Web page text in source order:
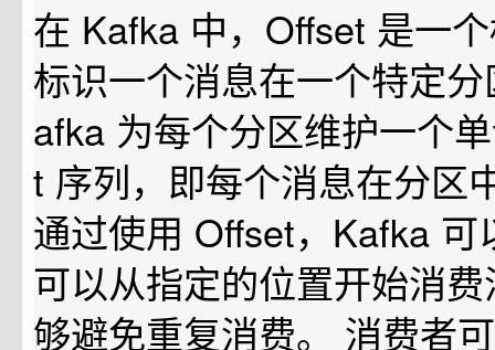
在 Kafka 中，Offset 是一
标识一个消息在一个特定
afka 为每个分区维护一个
t 序列，即每个消息在分区
通过使用 Offset，Kafka 可
可以从指定的位置开始消
够避免重复消费。 消费者